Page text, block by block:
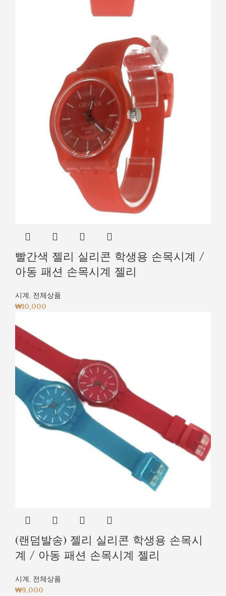
빨간색 젤리 실리콘 학생용 손목시계 /
아동 패션 손목시계 젤리
시계, 전체상품
₩10,000
(랜덤발송) 젤리 실리콘 학생용 손목시
계 / 아동 패션 손목시계 젤리
시계, 전체상품
₩9,000